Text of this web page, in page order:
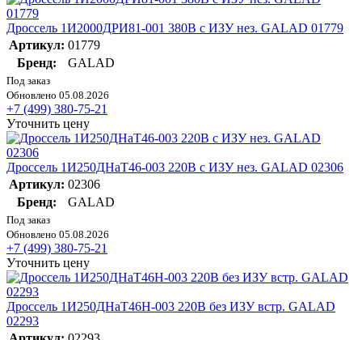
Дроссель 1И2000ДРИ81-001 380В с ИЗУ нез. GALAD 01779
Артикул: 01779
Бренд:
GALAD
Под заказ
Обновлено 05.08.2026
+7 (499) 380-75-21
Уточнить цену
Дроссель 1И250ДНаТ46-003 220В с ИЗУ нез. GALAD 02306
Артикул: 02306
Бренд:
GALAD
Под заказ
Обновлено 05.08.2026
+7 (499) 380-75-21
Уточнить цену
Дроссель 1И250ДНаТ46Н-003 220В без ИЗУ встр. GALAD
02293